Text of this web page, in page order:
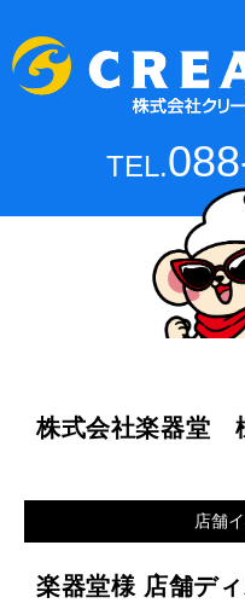
TEL.
株式会社楽器堂
店舗
楽器堂様 店舗デ